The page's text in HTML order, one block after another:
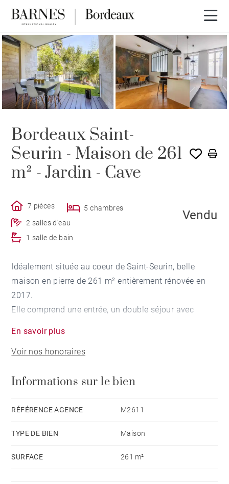
VENDU PAR BARNES
Bordeaux Saint-
Seurin - Maison de 261
m² - Jardin - Cave
7 pièces
5 chambres
2 salles d'eau
1 salle de bain
Vendu
Idéalement située au coeur de Saint-Seurin, belle
maison en pierre de 261 m² entièrement rénovée en
2017.
Elle comprend une entrée, un double séjour avec
A l'étage, deux chambres, une salle de bains et une
Au dernier niveau, deux bureaux, deux chambres et
Cette maison se complète d'une buanderie, d’une
En savoir plus
Voir nos honoraires
Informations sur le bien
RÉFÉRENCE AGENCE M2611
TYPE DE BIEN Maison
SURFACE 261 m²